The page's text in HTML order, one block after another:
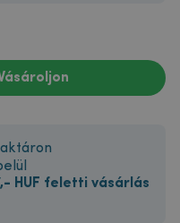
HUF feletti vásárlás